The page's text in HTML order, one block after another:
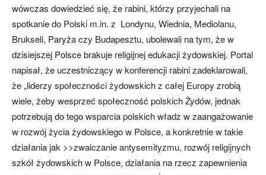
wówczas dowiedzieć się, że rabini, którzy przyjechali na
spotkanie do Polski m.in. z Londynu, Wiednia, Mediolanu,
Brukseli, Paryża czy Budapesztu, ubolewali na tym, że w
dzisiejszej Polsce brakuje religijnej edukacji żydowskiej. Portal
napisał, że uczestniczący w konferencji rabini zadeklarowali,
że „liderzy społeczności żydowskich z całej Europy zrobią
wiele, żeby wesprzeć społeczność polskich Żydów, jednak
potrzebują do tego wsparcia polskich władz w zaangażowanie
w rozwój życia żydowskiego w Polsce, a konkretnie w takie
działania jak >>zwalczanie antysemityzmu, rozwój religijnych
szkół żydowskich w Polsce, działania na rzecz zapewnienia